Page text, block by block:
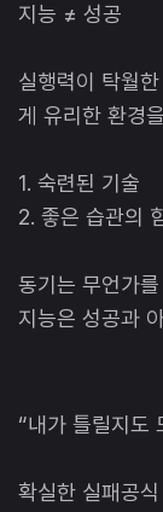
지능 ≠ 성공
실행력이 탁월
게 유리한 환경
1. 숙련된 기술
2. 좋은 습관의
동기는 무언가
지능은 성공과
“내가 틀릴지도
확실한 실패공